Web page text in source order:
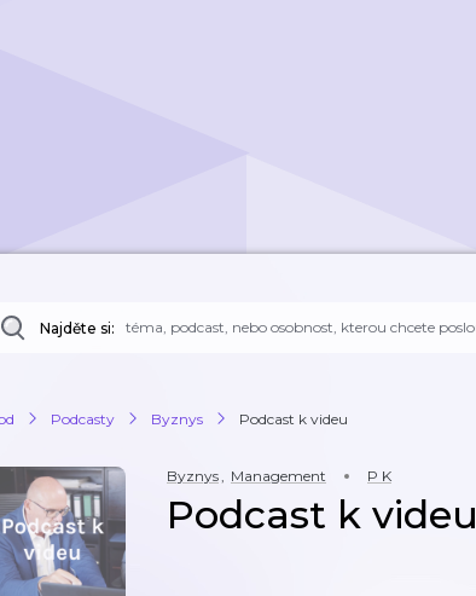
Najděte si:
Podcasty Byznys Podcast k videu
Byznys, Management P K
Podcast k videu